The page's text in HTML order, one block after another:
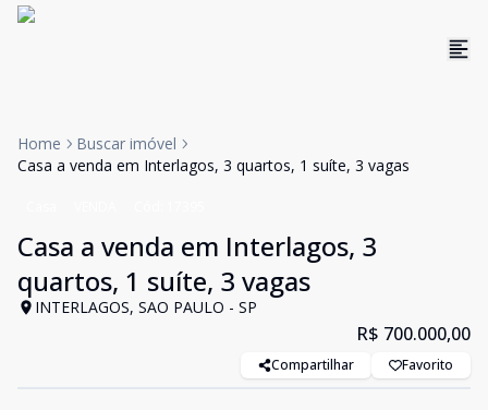
Home
Buscar imóvel
Casa a venda em Interlagos, 3 quartos, 1 suíte, 3 vagas
Casa a venda em Interlagos, 3
quartos, 1 suíte, 3 vagas
INTERLAGOS, SAO PAULO - SP
R$ 700.000,00
Compartilhar Favorito